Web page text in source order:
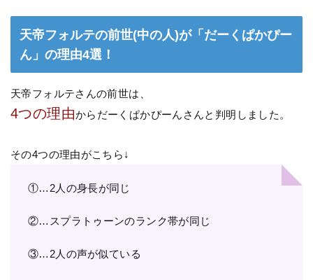
天帝フォルテの前世(中の人)が「だーくぱかぴー
ん」の理由4選！
天帝フォルテさんの前世は、
4つの理由からだーくぱかぴーんさんと判明しました。
その4つの理由がこちら↓
①…2人の身長が同じ
②…スプラトゥーンのランク帯が同じ
③…2人の声が似ている